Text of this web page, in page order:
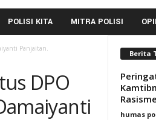
POLISI KITA MITRA POLISI
Panjaitan.
DPO
Berita
humas